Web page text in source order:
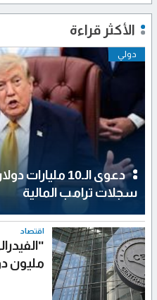
الأكثر قراءة
دولي
دعوى الـ10
سجلات ترامب المالية
اقتصاد
مليون